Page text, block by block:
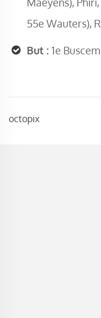
octopix
Maeyens),
55e Wauters),
But : 1e